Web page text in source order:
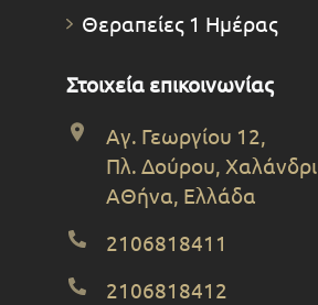
Θεραπείες 1 Ημέρας
Στοιχεία επικοινωνίας
Αγ. Γεωργίου 12,
Πλ. Δούρου, Χαλάνδρι
ΑΘήνα, Ελλάδα
2106818411
2106818412